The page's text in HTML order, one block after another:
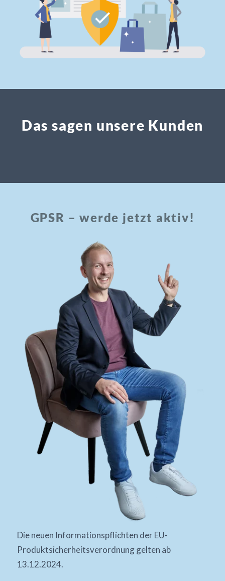
Das sagen unsere Kunden
GPSR – werde jetzt aktiv!
Die neuen Informationspflichten der EU-
Produktsicherheitsverordnung gelten ab
13.12.2024.